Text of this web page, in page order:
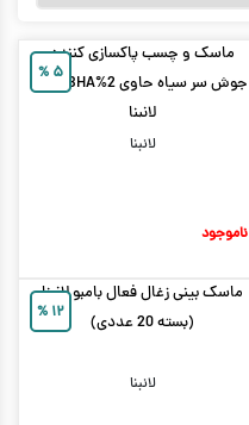
۵ %
ماسک و چسب پاکسازی کننده
جوش سر سیاه حاوی 2%BHA بینی
لانبنا
لانبنا
ناموجود
۱۲ %
ماسک بینی زغال فعال بامبو لانبنا
(بسته 20 عددی)
لانبنا